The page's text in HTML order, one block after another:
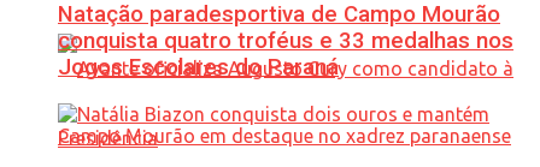
Natação paradesportiva de Campo Mourão
conquista quatro troféus e 33 medalhas nos
Jogos Escolares do Paraná